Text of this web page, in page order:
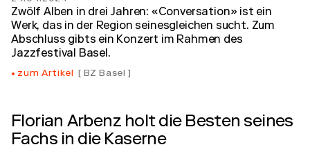
Zwölf Alben in drei Jahren: «Conversation» ist ein
Werk, das in der Region seinesgleichen sucht. Zum
Abschluss gibts ein Konzert im Rahmen des
Jazzfestival Basel.
zum Artikel BZ Basel
Florian Arbenz holt die Besten seines
Fachs in die Kaserne